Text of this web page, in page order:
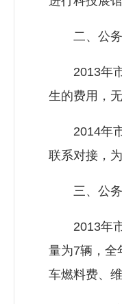
二、公务
2013年市
生的费用，
2014年市
联系对接，
三、公务
2013年市
量为7辆，全
车燃料费、